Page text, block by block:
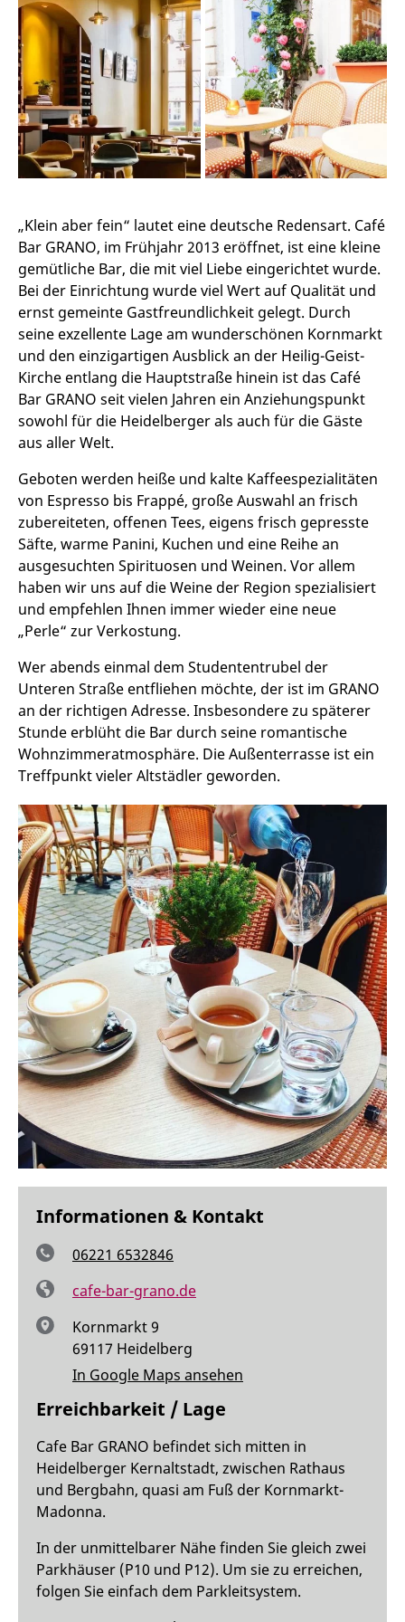
„Klein aber fein“ lautet eine deutsche Redensart. Café
Bar GRANO, im Frühjahr 2013 eröffnet, ist eine kleine
gemütliche Bar, die mit viel Liebe eingerichtet wurde.
Bei der Einrichtung wurde viel Wert auf Qualität und
ernst gemeinte Gastfreundlichkeit gelegt. Durch
seine exzellente Lage am wunderschönen Kornmarkt
und den einzigartigen Ausblick an der Heilig-Geist-
Kirche entlang die Hauptstraße hinein ist das Café
Bar GRANO seit vielen Jahren ein Anziehungspunkt
sowohl für die Heidelberger als auch für die Gäste
aus aller Welt.
Geboten werden heiße und kalte Kaffeespezialitäten
von Espresso bis Frappé, große Auswahl an frisch
zubereiteten, offenen Tees, eigens frisch gepresste
Säfte, warme Panini, Kuchen und eine Reihe an
ausgesuchten Spirituosen und Weinen. Vor allem
haben wir uns auf die Weine der Region spezialisiert
und empfehlen Ihnen immer wieder eine neue
„Perle“ zur Verkostung.
Wer abends einmal dem Studententrubel der
Unteren Straße entfliehen möchte, der ist im GRANO
an der richtigen Adresse. Insbesondere zu späterer
Stunde erblüht die Bar durch seine romantische
Wohnzimmeratmosphäre. Die Außenterrasse ist ein
Treffpunkt vieler Altstädler geworden.
Informationen & Kontakt
06221 6532846
cafe-bar-grano.de
Kornmarkt 9
69117 Heidelberg
In Google Maps ansehen
Erreichbarkeit / Lage
Cafe Bar GRANO befindet sich mitten in
Heidelberger Kernaltstadt, zwischen Rathaus
und Bergbahn, quasi am Fuß der Kornmarkt-
Madonna.
In der unmittelbarer Nähe finden Sie gleich zwei
Parkhäuser (P10 und P12). Um sie zu erreichen,
folgen Sie einfach dem Parkleitsystem.